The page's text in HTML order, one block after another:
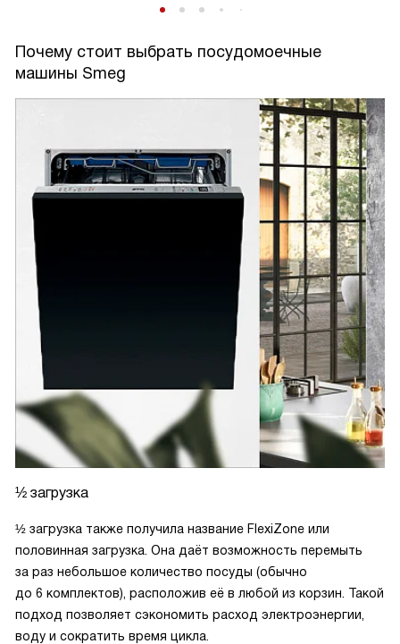
Почему стоит выбрать посудомоечные
машины Smeg
½ загрузка
½ загрузка также получила название FlexiZone или
половинная загрузка. Она даёт возможность перемыть
за раз небольшое количество посуды (обычно
до 6 комплектов), расположив её в любой из корзин. Такой
подход позволяет сэкономить расход электроэнергии,
воду и сократить время цикла.